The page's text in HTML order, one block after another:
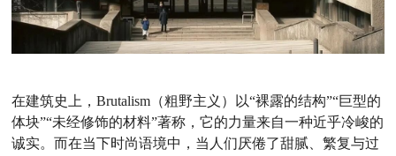
在建筑史上，Brutalism（粗野主义）以“裸露的结构”“巨型的
体块”“未经修饰的材料”著称，它的力量来自一种近乎冷峻的
诚实。而在当下时尚语境中，当人们厌倦了甜腻、繁复与过